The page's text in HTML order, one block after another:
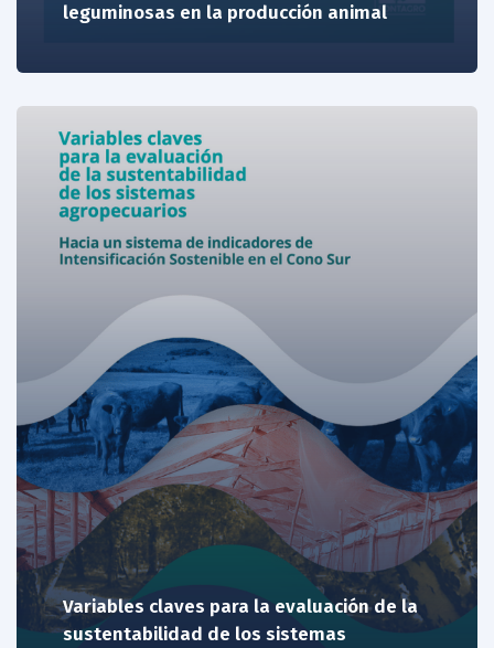
leguminosas en la producción animal
Variables claves para la evaluación de la
sustentabilidad de los sistemas